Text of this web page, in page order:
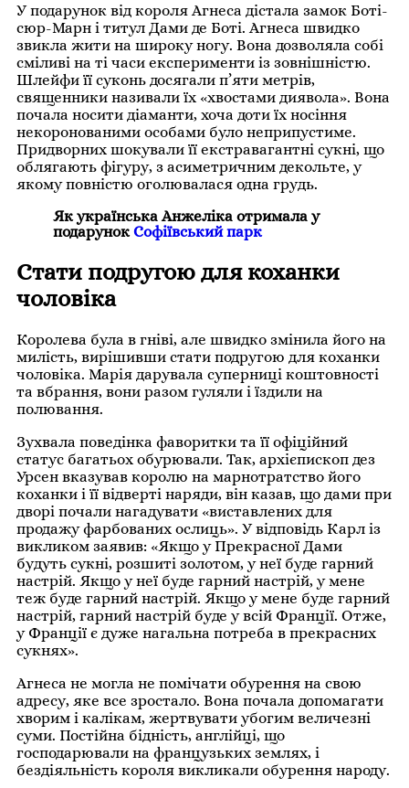
У подарунок від короля Агнеса дістала замок Боті-
сюр-Марн і титул Дами де Боті. Агнеса швидко
звикла жити на широку ногу. Вона дозволяла собі
сміливі на ті часи експерименти із зовнішністю.
Шлейфи її суконь досягали п’яти метрів,
священники називали їх «хвостами диявола». Вона
почала носити діаманти, хоча доти їх носіння
некоронованими особами було неприпустиме.
Придворних шокували її екстравагантні сукні, що
облягають фігуру, з асиметричним декольте, у
якому повністю оголювалася одна грудь.
Як українська Анжеліка отримала у
подарунокСофіївський парк
Стати подругою для коханки
чоловіка
Королева була в гніві, але швидко змінила його на
милість, вирішивши стати подругою для коханки
чоловіка. Марія дарувала суперниці коштовності
та вбрання, вони разом гуляли і їздили на
полювання.
Зухвала поведінка фаворитки та її офіційний
статус багатьох обурювали. Так, архієпископ дез
Урсен вказував королю на марнотратство його
коханки і її відверті наряди, він казав, що дами при
дворі почали нагадувати «виставлених для
продажу фарбованих ослиць». У відповідь Карл із
викликом заявив: «Якщо у Прекрасної Дами
будуть сукні, розшиті золотом, у неї буде гарний
настрій. Якщо у неї буде гарний настрій, у мене
теж буде гарний настрій. Якщо у мене буде гарний
настрій, гарний настрій буде у всій Франції. Отже,
у Франції є дуже нагальна потреба в прекрасних
сукнях».
Агнеса не могла не помічати обурення на свою
адресу, яке все зростало. Вона почала допомагати
хворим і калікам, жертвувати убогим величезні
суми. Постійна бідність, англійці, що
господарювали на французьких землях, і
бездіяльність короля викликали обурення народу.